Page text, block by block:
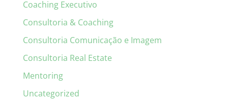
Coaching Executivo
Consultoria & Coaching
Consultoria Comunicação e Imagem
Consultoria Real Estate
Mentoring
Uncategorized